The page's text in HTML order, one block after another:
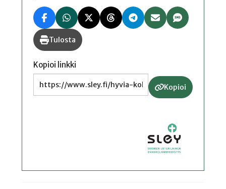
Tulosta
Kopioi linkki
Kopioi